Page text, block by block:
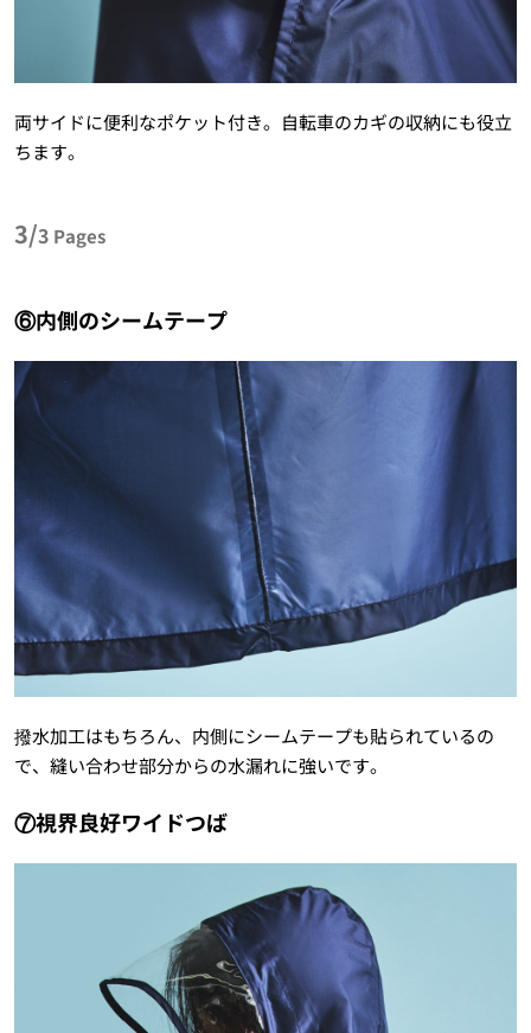
両サイドに便利なポケット付き。自転車のカギの収納にも役立
ちます。
3/3 Pages
⑥内側のシームテープ
撥水加工はもちろん、内側にシームテープも貼られているの
で、縫い合わせ部分からの水漏れに強いです。
⑦視界良好ワイドつば